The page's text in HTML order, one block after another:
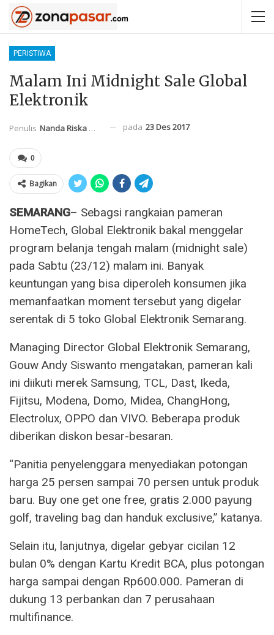
PERISTIWA
Malam Ini Midnight Sale Global
Elektronik
Penulis Nanda Riska Mahendra pada 23 Des 2017
0
Bagikan
SEMARANG– Sebagsi rangkaian pameran
HomeTech, Global Elektronik bakal menggelar
program belanja tengah malam (midnight sale)
pada Sabtu (23/12) malam ini. Banyak
keuntungan yang bisa diperoleh konsumen jika
memanfaatkan moment tersebut yang digelar
serentak di 5 toko Global Elektronik Semarang.
Managing Director Global Elektronik Semarang,
Gouw Andy Siswanto mengatakan, pameran kali
ini diikuti merek Samsung, TCL, Dast, Ikeda,
Fijitsu, Modena, Domo, Midea, ChangHong,
Electrolux, OPPO dan VIVO. Beberapa produk
diberikan diskon besar-besaran.
“Panitia penyelenggara menyediakan potongan
harga 25 persen sampai 70 persen untuk produk
baru. Buy one get one free, gratis 2.000 payung
golf, traveling bag dan handuk exclusive,” katanya.
Selain itu, lanjutnya, digelar gebyar cicilan 12
bulan 0% dengan Kartu Kredit BCA, plus potongan
harga sampai dengan Rp600.000. Pameran di
dukung 13 perbankan dan 7 perusahaan
multifinance.